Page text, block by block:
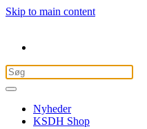
Skip to main content
Nyheder
KSDH Shop